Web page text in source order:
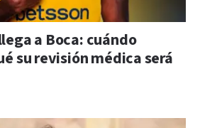
a Boca: cuándo
su revisión médica será